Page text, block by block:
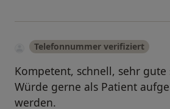
Telefonnummer verifiziert
Kompetent, schnell, sehr
Würde gerne als Patient
werden.